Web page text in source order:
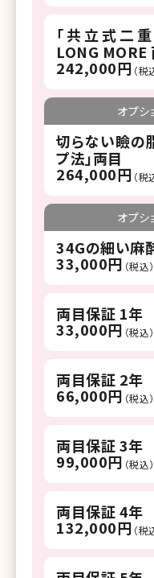
「共立式二
LONG MORE
242,000円 （税
オプシ
切らない瞼の
プ法」両目
264,000円 （税
オプシ
34Gの細い麻
33,000円 （税込）
両目保証 1年
33,000円 （税込）
両目保証 2年
66,000円 （税込）
両目保証 3年
99,000円 （税込）
両目保証 4年
132,000円 （税